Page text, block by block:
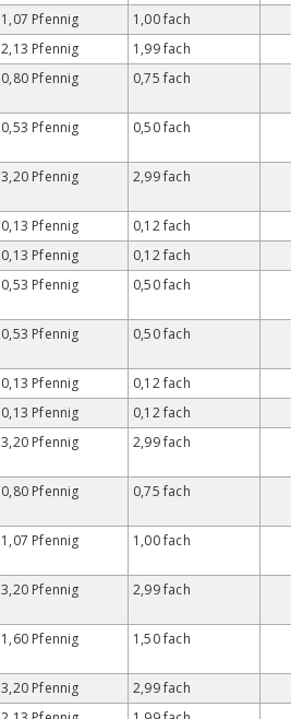
1,07 Pfennig
1,00 fach
2,13 Pfennig
1,99 fach
0,80 Pfennig 0,75 fach
0,53 Pfennig 0,50 fach
3,20 Pfennig 2,99 fach
0,13 Pfennig
0,12 fach
0,13 Pfennig
0,12 fach
0,53 Pfennig 0,50 fach
0,53 Pfennig 0,50 fach
0,13 Pfennig
0,12 fach
0,13 Pfennig
0,12 fach
3,20 Pfennig 2,99 fach
0,80 Pfennig 0,75 fach
1,07 Pfennig 1,00 fach
3,20 Pfennig 2,99 fach
1,60 Pfennig 1,50 fach
3,20 Pfennig
2,99 fach